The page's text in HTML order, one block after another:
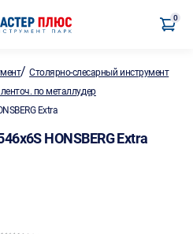
0
/Столярно-слесарный инструмент
по металлу,дер
Extra
HONSBERG Extra